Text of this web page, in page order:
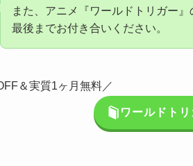
また、アニメ『ワールドトリガー
最後までお付き合いください。
＆実質1ヶ月無料／
ワールドト